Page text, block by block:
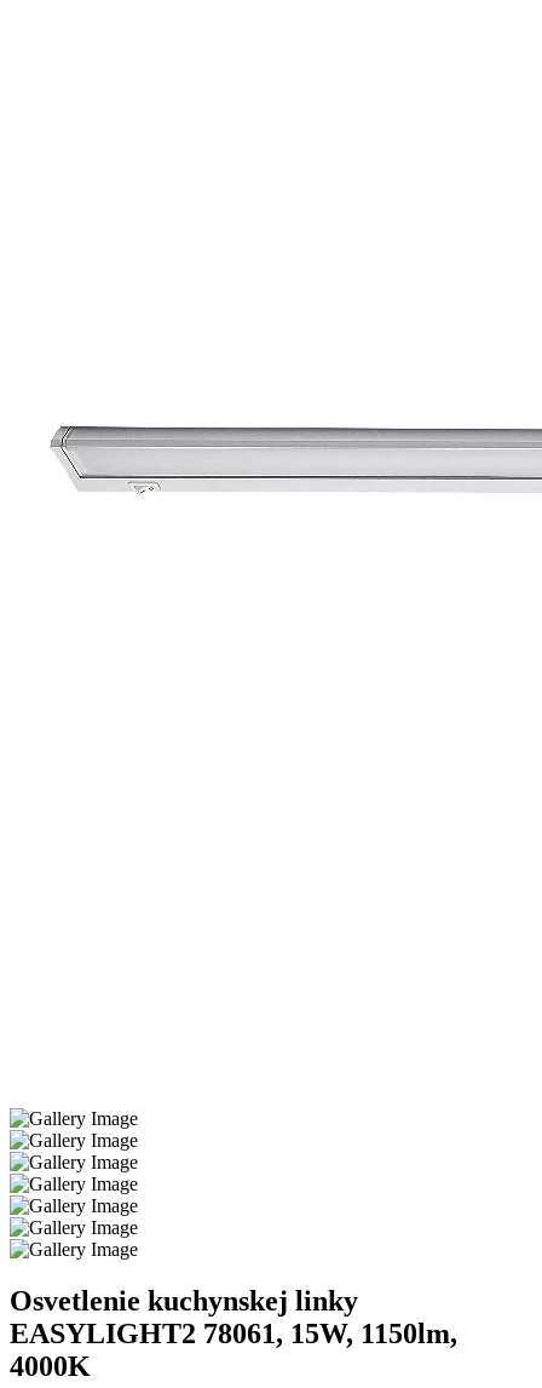
Osvetlenie kuchynskej linky
EASYLIGHT2 78061, 15W, 1150lm,
4000K